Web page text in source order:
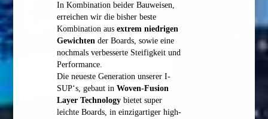
In Kombination beider Bauweisen,
erreichen wir die bisher beste
Kombination aus extrem niedrigen
Gewichtender Boards, sowie eine
nochmals verbesserte Steifigkeit und
Performance.
Die neueste Generation unserer I-
SUP‘s, gebaut in Woven-Fusion
Layer Technologybietet super
leichte Boards, in einzigartiger high-